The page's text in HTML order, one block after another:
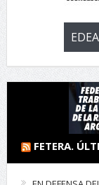
la
FETERA.